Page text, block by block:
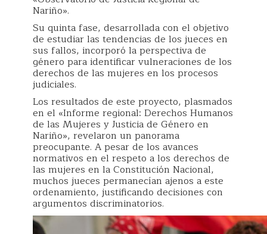
Nariño».
Su quinta fase, desarrollada con el objetivo
de estudiar las tendencias de los jueces en
sus fallos, incorporó la perspectiva de
género para identificar vulneraciones de los
derechos de las mujeres en los procesos
judiciales.
Los resultados de este proyecto, plasmados
en el «Informe regional: Derechos Humanos
de las Mujeres y Justicia de Género en
Nariño», revelaron un panorama
preocupante. A pesar de los avances
normativos en el respeto a los derechos de
las mujeres en la Constitución Nacional,
muchos jueces permanecían ajenos a este
ordenamiento, justificando decisiones con
argumentos discriminatorios.